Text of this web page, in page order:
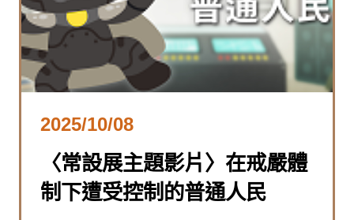
2025/10/08
〈常設展主題影片〉在戒嚴體
制下遭受控制的普通人民